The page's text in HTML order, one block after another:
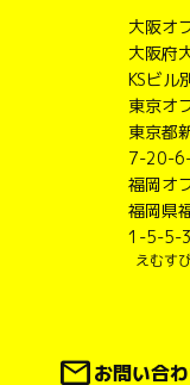
大阪オ
大阪府
KSビル
東京オ
東京都
7-20-
福岡オ
福岡県
1-5-5-
えむす
mailお問い合